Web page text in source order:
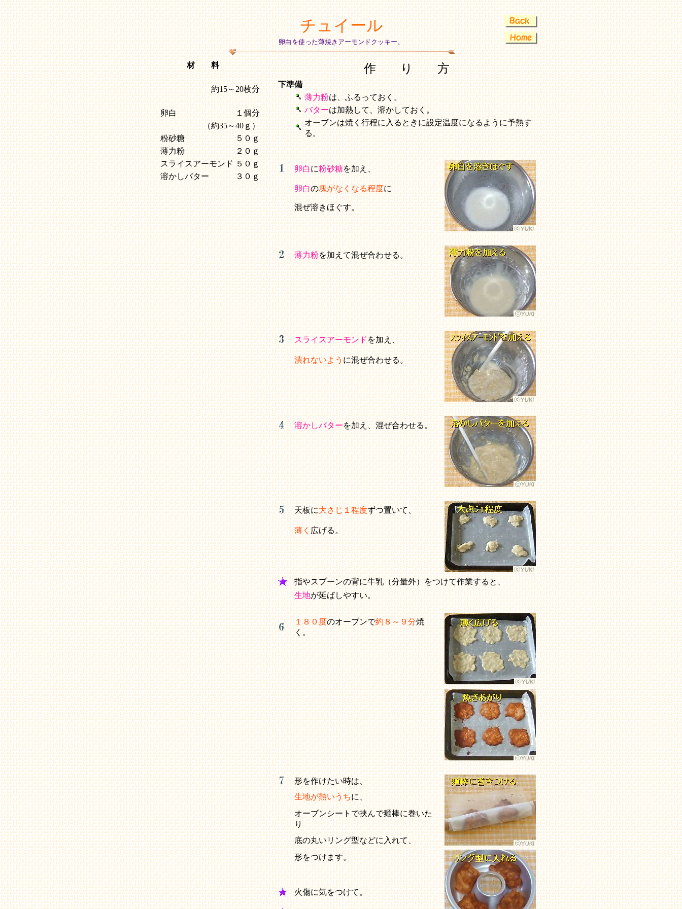
チュイール
卵白を使った薄焼きアーモンドクッキー。
材 料
約15～20枚分
卵白
１個分
（約35～40ｇ）
粉砂糖
５０ｇ
薄力粉
２０ｇ
スライスアーモンド ５０ｇ
溶かしバター
３０ｇ
作 り 方
下準備
薄力粉は、ふるっておく。
バターは加熱して、溶かしておく。
オーブンは焼く行程に入るときに設定温度になるように予熱す
る。
卵白に粉砂糖を加え、
卵白の塊がなくなる程度に
混ぜ溶きほぐす。
薄力粉を加えて混ぜ合わせる。
スライスアーモンドを加え、
潰れないように混ぜ合わせる。
溶かしバターを加え、混ぜ合わせる。
天板に大さじ１程度ずつ置いて、
薄く広げる。
指やスプーンの背に牛乳（分量外）をつけて作業すると、
生地が延ばしやすい。
１８０度のオーブンで約８～９分焼
く。
形を作けたい時は、
生地が熱いうちに、
オーブンシートで挟んで麺棒に巻いた
り
底の丸いリング型などに入れて、
形をつけます。
火傷に気をつけて。